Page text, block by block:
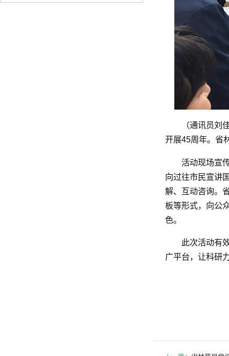
（通讯员刘
开展45周年。省
活动现场宣
向过往市民宣讲
解、互动咨询。
板等形式，向公
色。
此次活动有
广平台，让科研